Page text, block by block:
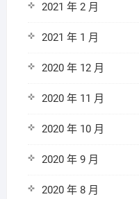
2021 年 2 月
2021 年 1 月
2020 年 12 月
2020 年 11 月
2020 年 10 月
2020 年 9 月
2020 年 8 月